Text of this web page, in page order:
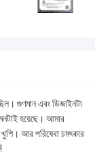
গুণমান এবং ডিজাইনটা
হয়েছে। আমার
আর পরিষেবা চমৎকার